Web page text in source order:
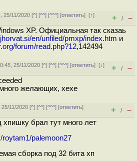
25/11/2020 [^] [^^] [^^^] [ответить][↑]
+ / –
XP. Официальная так сказаь
en/unfiled/pmxp/index.htm и
forum/read.php?12,142494
25/11/2020 [^] [^^] [^^^] [ответить][↓]
+ / –
желающих, хехе
25/11/2020 [^] [^^] [^^^] [ответить]
+ / –
брал тут много лет
roytam1/palemoon27
сборка под 32 бита хп